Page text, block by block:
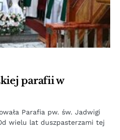
parafii w
Parafia pw. św. Jadwigi
wielu lat duszpasterzami tej